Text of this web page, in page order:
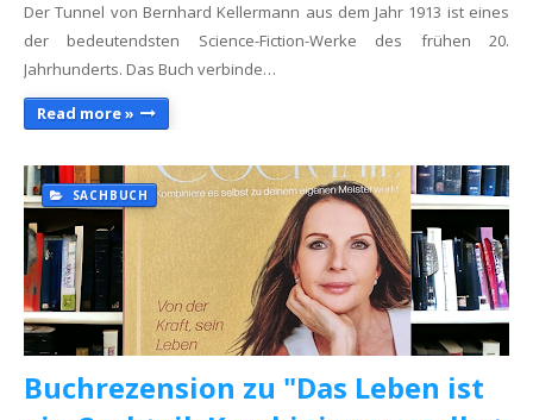
Der Tunnel von Bernhard Kellermann aus dem Jahr 1913 ist eines
der bedeutendsten Science-Fiction-Werke des frühen 20.
Jahrhunderts. Das Buch verbinde…
Read more »
SACHBUCH
Buchrezension zu "Das Leben ist